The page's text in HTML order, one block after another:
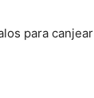
para canjear